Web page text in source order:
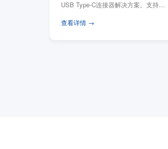
USB Type-C连接器解决方案。支持
查看详情 →